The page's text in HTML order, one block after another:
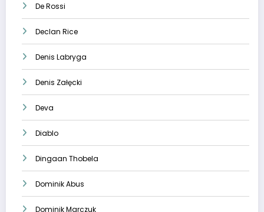
De Rossi
Declan Rice
Denis Labryga
Denis Załęcki
Deva
Diablo
Dingaan Thobela
Dominik Abus
Dominik Marczuk